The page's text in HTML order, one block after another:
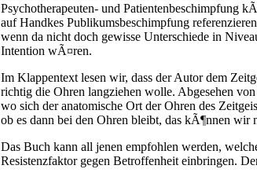
Psychotherapeuten- und Patientenbeschimpfung
auf Handkes Publikumsbeschimpfung
wenn da nicht doch gewisse Unterschiede in
Intention wÃ¤ren.
Im Klappentext lesen wir, dass der Autor dem
richtig die Ohren langziehen wolle. Abgesehen von
wo sich der anatomische Ort der Ohren des
ob es dann bei den Ohren bleibt, das kÃ¶nnen wir
Das Buch kann all jenen empfohlen werden,
Resistenzfaktor gegen Betroffenheit einbringen.